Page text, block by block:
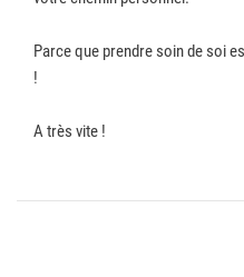
Parce que prendre soin de soi
!
A très vite !